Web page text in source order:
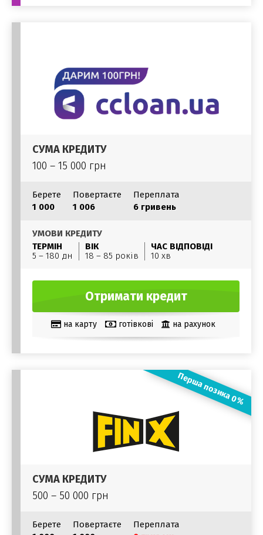
СУМА КРЕДИТУ
100 – 15 000 грн
Берете
1 000
Повертаєте
1 006
Переплата
6 гривень
УМОВИ КРЕДИТУ
ТЕРМІН
5 – 180 дн
ВІК
18 – 85 років
ЧАС ВІДПОВІДІ
10 хв
Отримати кредит
на карту готівкові на рахунок
СУМА КРЕДИТУ
500 – 50 000 грн
Берете
Повертаєте
Переплата
Перша позика 0%